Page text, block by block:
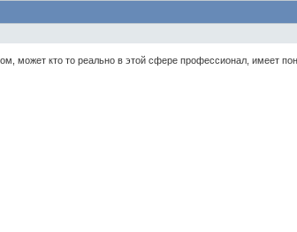
может кто то реально в этой сфере профессионал, имеет